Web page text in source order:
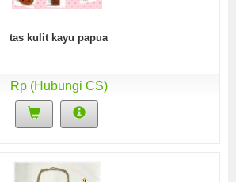
tas kulit kayu papua
Rp (Hubungi CS)